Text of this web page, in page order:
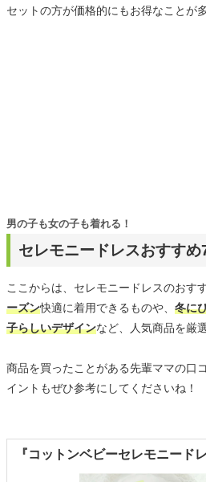
セットの方が価格的にもお得なことが
セレモニードレスおすすめ
男の子も女の子も着れる！
ここからは、セレモニードレスのおす
ーズン快適に着用できるものや、 冬に
子らしいデザインなど、人気商品を厳
商品を買ったことがある先輩ママの口
イントもぜひ参考にしてくださいね！
『コットンベビーセレモニードレ